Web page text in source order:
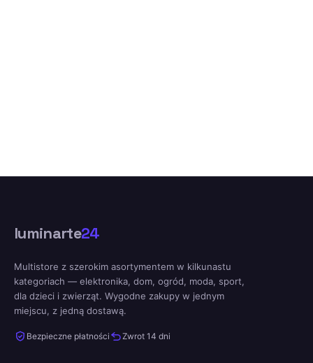
luminarte24
Multistore z szerokim asortymentem w kilkunastu
kategoriach — elektronika, dom, ogród, moda, sport,
dla dzieci i zwierząt. Wygodne zakupy w jednym
miejscu, z jedną dostawą.
Bezpieczne płatności Zwrot 14 dni